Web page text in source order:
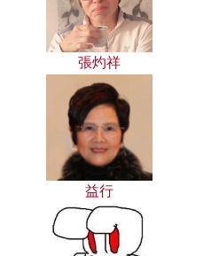
張灼祥
益行